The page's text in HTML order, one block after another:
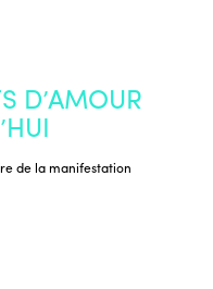
D’AMOUR
de la manifestation